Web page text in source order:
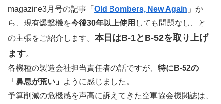
magazine3月号の記事「 Old Bombers, New Again 」か
ら、現有爆撃機を今後30年以上使用 しても問題なし、と
の主張をご紹介します。 本日はB-1とB-52を取り上げ
ます。
各機種の製造会社担当責任者の話ですが、 特にB-52の
「鼻息が荒い」
ように感じました。
予算削減の危機感を声高に訴えてきた空軍協会機関誌は、